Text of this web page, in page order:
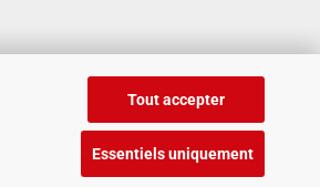
Tout accepter
Essentiels uniquement